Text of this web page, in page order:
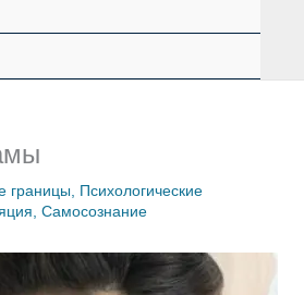
границы, Психологические
, Самосознание